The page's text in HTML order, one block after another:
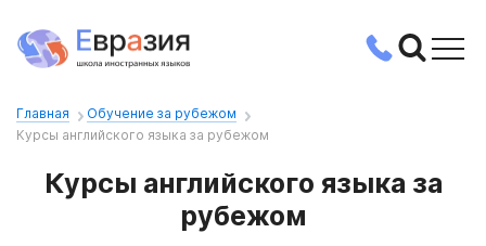
Главная
Обучение за рубежом
Курсы английского языка за рубежом
Курсы английского языка за
рубежом